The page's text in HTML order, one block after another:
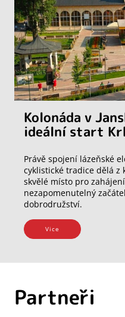
Kolonáda v
ideální start
Právě spojení lázeňské
cyklistické tradice dělá z
skvělé místo pro
nezapomenutelný
dobrodružství.
Vice
Partneři